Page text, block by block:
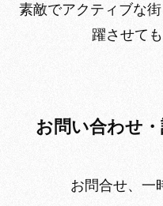
素敵でアクティブな
躍させて
お問い合わせ・
お問合せ、一